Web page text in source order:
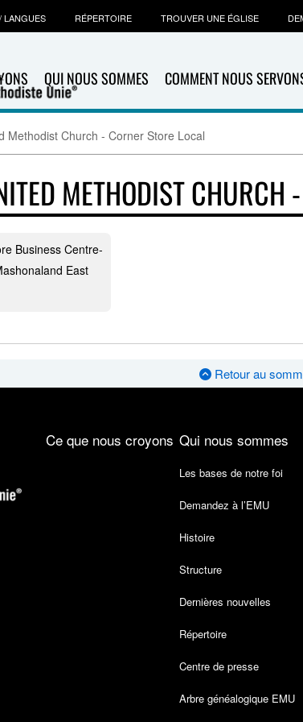
QUI NOUS SOMMES COMMENT NOUS
LANGUES RÉPERTOIRE TROUVER UNE ÉGLISE
Methodist Church - Corner Store Local
METHODIST CHURCH
Business Centre-
East
Retour au
Ce que nous croyons Qui nous sommes
Les bases de notre foi
Demandez à l’EMU
Histoire
Structure
Dernières nouvelles
Répertoire
Centre de presse
Arbre généalogique EMU